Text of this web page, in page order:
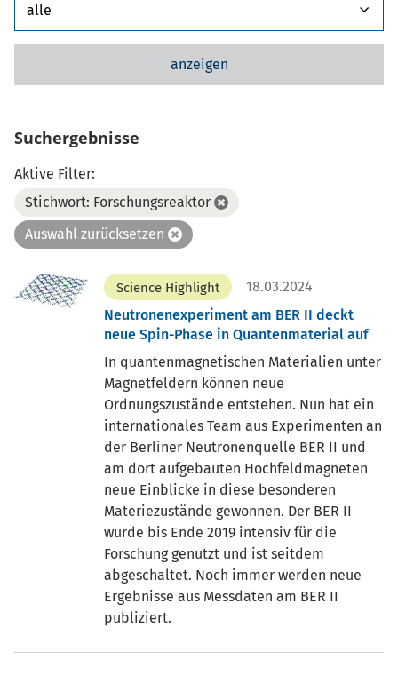
anzeigen
Suchergebnisse
Aktive Filter:
Stichwort: Forschungsreaktor
Auswahl zurücksetzen
Science Highlight
18.03.2024
Neutronenexperiment am BER II deckt
neue Spin-Phase in Quantenmaterial auf
In quantenmagnetischen Materialien unter
Magnetfeldern können neue
Ordnungszustände entstehen. Nun hat ein
internationales Team aus Experimenten an
der Berliner Neutronenquelle BER II und
am dort aufgebauten Hochfeldmagneten
neue Einblicke in diese besonderen
Materiezustände gewonnen. Der BER II
wurde bis Ende 2019 intensiv für die
Forschung genutzt und ist seitdem
abgeschaltet. Noch immer werden neue
Ergebnisse aus Messdaten am BER II
publiziert.